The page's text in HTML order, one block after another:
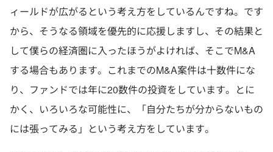
ィールドが広がるという考え方をしているんですね。です
から、そうなる領域を優先的に応援しますし、その結果と
して僕らの経済圏に入ったほうがよければ、そこでM&A
する場合もあります。これまでのM&A案件は十数件にな
り、ファンドでは年に20数件の投資をしています。とに
かく、いろいろな可能性に、「自分たちが分からないもの
には張ってみる」という考え方をしています。